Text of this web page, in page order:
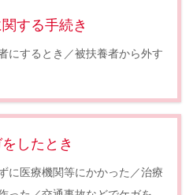
する手続き
にするとき／被扶養者から外す
したとき
に医療機関等にかかった／治療